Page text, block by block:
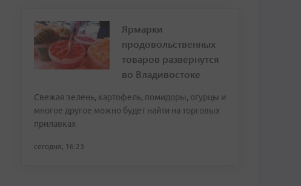
Ярмарки
продовольственных
товаров развернутся
во Владивостоке
Свежая зелень, картофель, помидоры, огурцы и
многое другое можно будет найти на торговых
прилавках
сегодня, 16:23